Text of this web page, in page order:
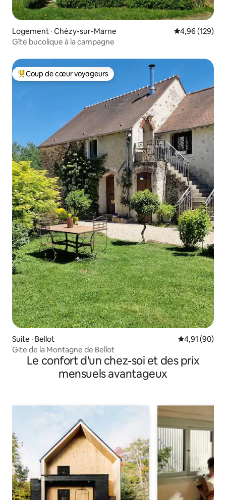
Logement · Chézy-sur-Marne Note
4,96 (129)
Gîte bucolique à la campagne
Coup de cœur voyageurs parmi les plus aimés
Coup de cœur voyageurs
Suite · Bellot Note
4,91 (90)
Gite de la Montagne de Bellot
Le confort d'un chez-soi et des prix
mensuels avantageux